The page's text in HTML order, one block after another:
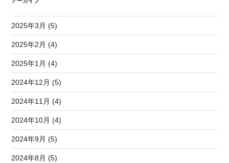
2025年3月 (5)
2025年2月 (4)
2025年1月 (4)
2024年12月 (5)
2024年11月 (4)
2024年10月 (4)
2024年9月 (5)
2024年8月 (5)